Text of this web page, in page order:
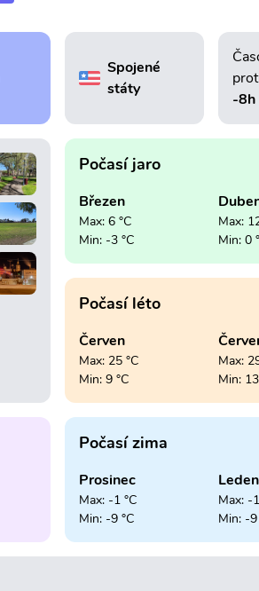
Spojené
státy
-8h
Počasí jaro
Březen
Max: 6 °C
Min: -3 °C
Max:
Min: 0
Počasí léto
Červen
Max: 25 °C
Min: 9 °C
Max:
Min:
Počasí zima
Prosinec
Max: -1 °C
Min: -9 °C
Leden
Max: -
Min: -9